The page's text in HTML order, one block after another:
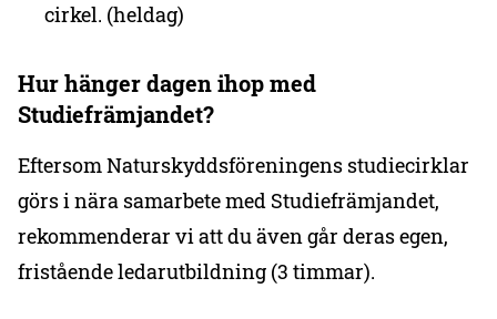
cirkel. (heldag)
Hur hänger dagen ihop med
Studiefrämjandet?
Eftersom Naturskyddsföreningens studiecirklar
görs i nära samarbete med Studiefrämjandet,
rekommenderar vi att du även går deras egen,
fristående ledarutbildning (3 timmar).